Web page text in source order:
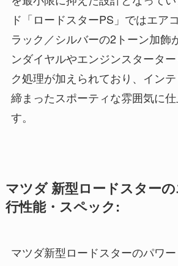
ド「ロードスターPS」ではエア
ラック／シルバーの2トーン加飾
ンダイヤルやエンジンスタータ
ク処理が加えられており、イン
締まったスポーティな雰囲気に
す。
マツダ 新型ロードスター
行性能・スペック:
マツダ新型ロードスターのパワ